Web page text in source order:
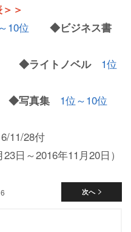
＞
10位 ◆ビジネス書
◆ライトノベル
1位
◆写真集 1位～10位
11/28付
日～2016年11月20日）
次へ